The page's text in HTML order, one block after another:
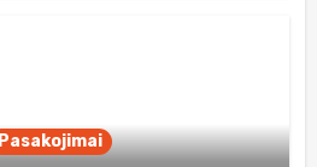
Pasakojimai